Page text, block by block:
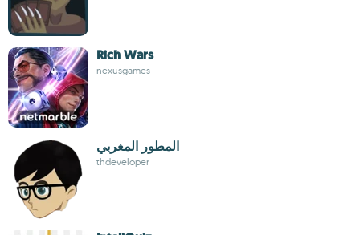
Rich Wars
nexusgames
المطور المغربي
thdeveloper